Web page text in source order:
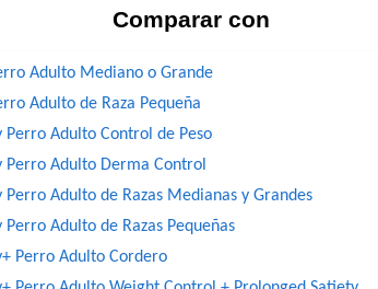
Comparar con
Adulto Mediano o Grande
Adulto de Raza Pequeña
Perro Adulto Control de Peso
Perro Adulto Derma Control
Perro Adulto de Razas Medianas y Grandes
Perro Adulto de Razas Pequeñas
Perro Adulto Cordero